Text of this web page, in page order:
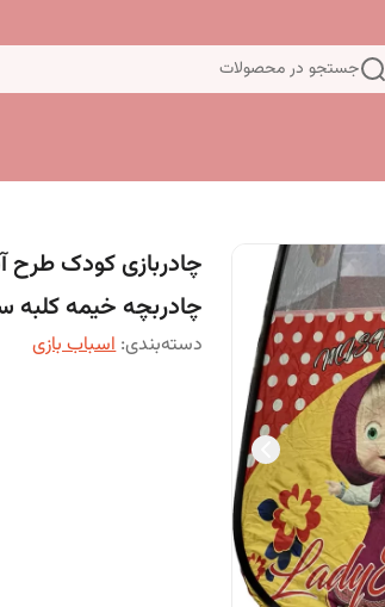
جستجو در محصولات
چادربچه خیمه
دسته‌بندی:اسباب بازی